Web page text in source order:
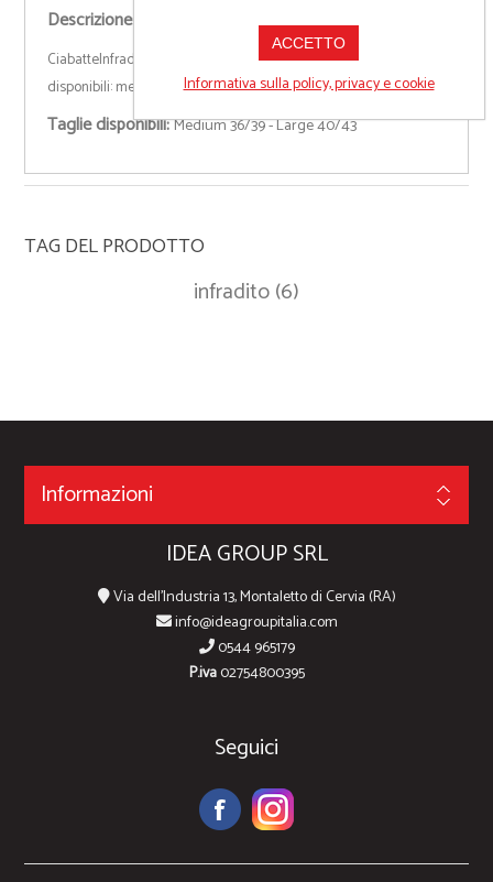
Descrizione:
CiabatteInfradito con suola in polietilene e strap in pvc. 2 misure
disponibili: medium 36-39 large 40-43.
Taglie disponibili:Medium 36/39 - Large 40/43
TAG DEL PRODOTTO
infradito(6)
Informazioni
IDEA GROUP SRL
Via dell'Industria 13, Montaletto di Cervia (RA)
info@ideagroupitalia.com
0544 965179
P.iva02754800395
Seguici
ACCETTO
Informativa sulla policy, privacy e cookie